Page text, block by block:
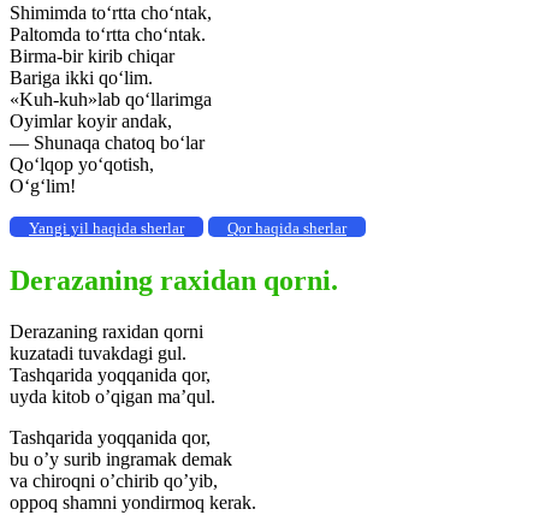
Shimimda to‘rtta cho‘ntak,
Paltomda to‘rtta cho‘ntak.
Birma-bir kirib chiqar
Bariga ikki qo‘lim.
«Kuh-kuh»lab qo‘llarimga
Oyimlar koyir andak,
— Shunaqa chatoq bo‘lar
Qo‘lqop yo‘qotish,
O‘g‘lim!
Yangi yil haqida sherlar Qor haqida sherlar
Derazaning raxidan qorni.
Derazaning raxidan qorni
kuzatadi tuvakdagi gul.
Tashqarida yoqqanida qor,
uyda kitob o’qigan ma’qul.
Tashqarida yoqqanida qor,
bu o’y surib ingramak demak
va chiroqni o’chirib qo’yib,
oppoq shamni yondirmoq kerak.